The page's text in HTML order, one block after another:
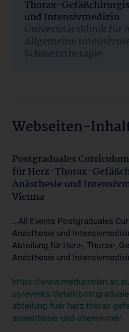
Thorax-
und Intensivmedizin
Universitätsklinik für
Allgemeine
Schmerztherapie
Webseiten-
Postgraduales
für Herz-Thorax-
Anästhesie und
Vienna
...All Events Postgraduales
Anästhesie und
Abteilung für Herz-, Thorax-,
Anästhesie und
https://
us/events/detail/
abteilung-fuer-herz-thorax-
anaesthesie-und-intensivme/